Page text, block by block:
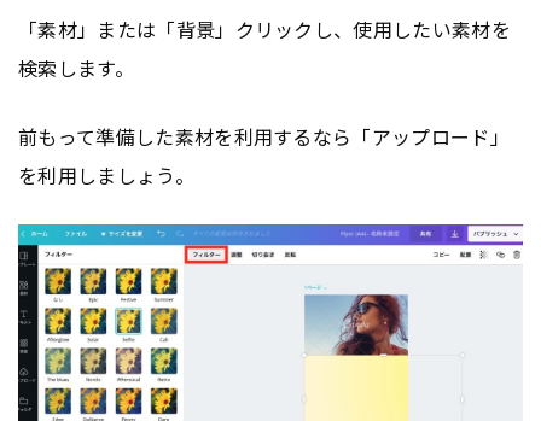
「素材」または「背景」クリックし、使用したい素材を
検索します。
前もって準備した素材を利用するなら「アップロード」
を利用しましょう。